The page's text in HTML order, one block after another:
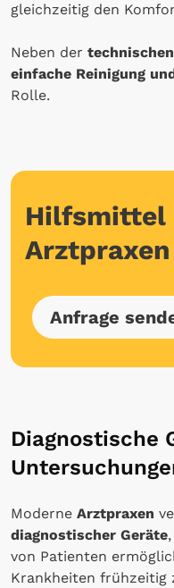
gleichzeitig den
Neben der
einfache Reinigung
Rolle.
Hilfsmittel
Arztpraxen
Anfrage
Diagnostische
Moderne Arztpraxen
diagnostischer Geräte
von Patienten
Krankheiten frühzeitig